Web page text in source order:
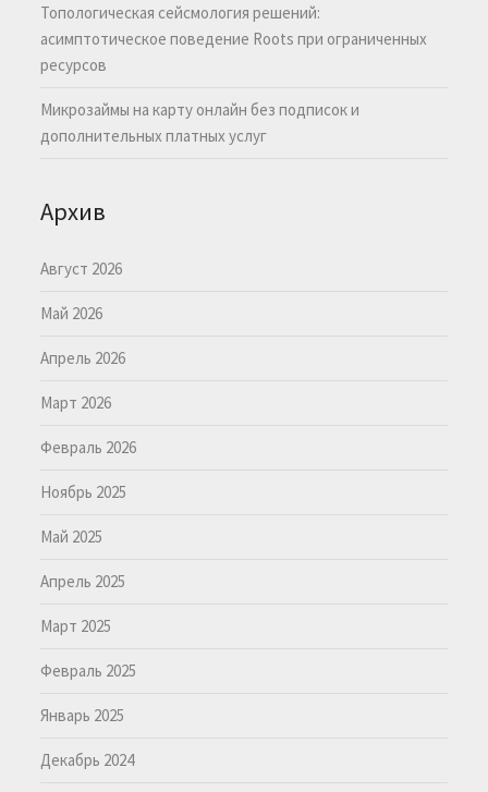
Топологическая сейсмология решений:
асимптотическое поведение Roots при ограниченных
ресурсов
Микрозаймы на карту онлайн без подписок и
дополнительных платных услуг
Архив
Август 2026
Май 2026
Апрель 2026
Март 2026
Февраль 2026
Ноябрь 2025
Май 2025
Апрель 2025
Март 2025
Февраль 2025
Январь 2025
Декабрь 2024